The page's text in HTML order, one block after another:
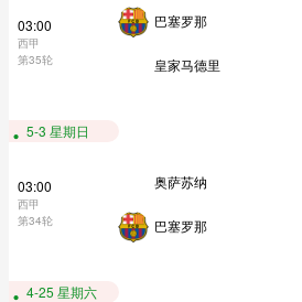
03:00
西甲
第35轮
巴塞罗那
皇家马德里
5-3 星期日
03:00
西甲
第34轮
奥萨苏纳
巴塞罗那
4-25 星期六